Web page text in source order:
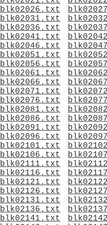
blk02026.txt
blk02031.txt
blk02036.txt
blk02041.txt
blk02046.txt
blk02051.txt
blk02056.txt
blk02061.txt
blk02066.txt
blk02071.txt
blk02076.txt
blk02081.txt
blk02086.txt
blk02091.txt
blk02096.txt
blk02101.txt
blk02106.txt
blk02111.txt
blk02116.txt
blk02121.txt
blk02126.txt
blk02131.txt
blk02136.txt
blk02141.txt